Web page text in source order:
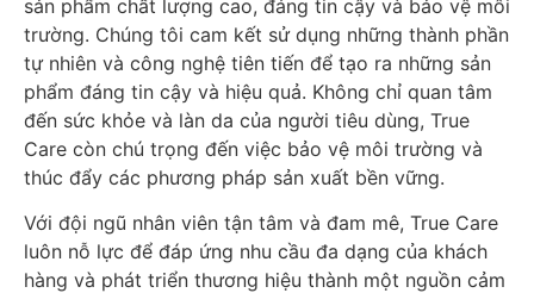
sản phẩm chất lượng cao, đáng tin cậy và bảo vệ môi
trường. Chúng tôi cam kết sử dụng những thành phần
tự nhiên và công nghệ tiên tiến để tạo ra những sản
phẩm đáng tin cậy và hiệu quả. Không chỉ quan tâm
đến sức khỏe và làn da của người tiêu dùng, True
Care còn chú trọng đến việc bảo vệ môi trường và
thúc đẩy các phương pháp sản xuất bền vững.
Với đội ngũ nhân viên tận tâm và đam mê, True Care
luôn nỗ lực để đáp ứng nhu cầu đa dạng của khách
hàng và phát triển thương hiệu thành một nguồn cảm